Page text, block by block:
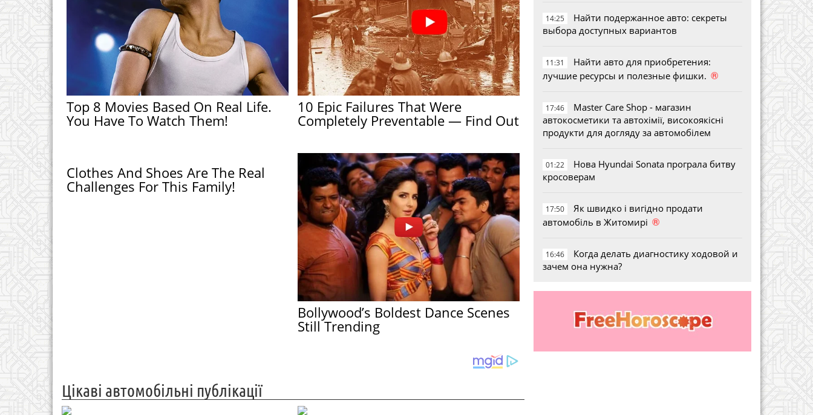
Top 8 Movies Based On Real Life.
You Have To Watch Them!
10 Epic Failures That Were
Completely Preventable — Find Out
Clothes And Shoes Are The Real
Challenges For This Family!
Bollywood’s Boldest Dance Scenes
Still Trending
Цікаві автомобільні публікації
14:25
Найти подержанное авто: секреты
выбора доступных вариантов
11:31
Найти авто для приобретения:
лучшие ресурсы и полезные фишки. ®
17:46
Master Care Shop - магазин
автокосметики та автохімії, високоякісні
продукти для догляду за автомобілем
01:22
Нова Hyundai Sonata програла битву
кросоверам
17:50
Як швидко і вигідно продати
автомобіль в Житомирі ®
16:46
Когда делать диагностику ходовой и
зачем она нужна?